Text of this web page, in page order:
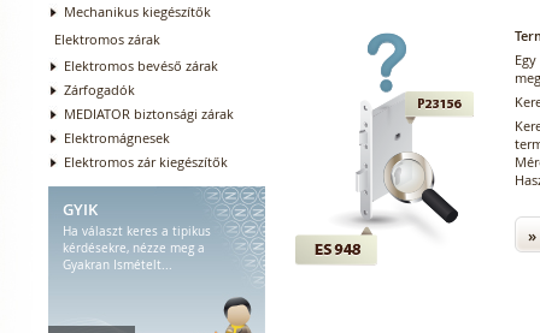
Mechanikus kiegészítők
Elektromos zárak
Elektromos bevéső zárak
Zárfogadók
MEDIATOR biztonsági zárak
Elektromágnesek
Elektromos zár kiegészítők
GYIK
Ha választ keres a tipikus
kérdésekre, nézze meg a
Gyakran Ismételt...